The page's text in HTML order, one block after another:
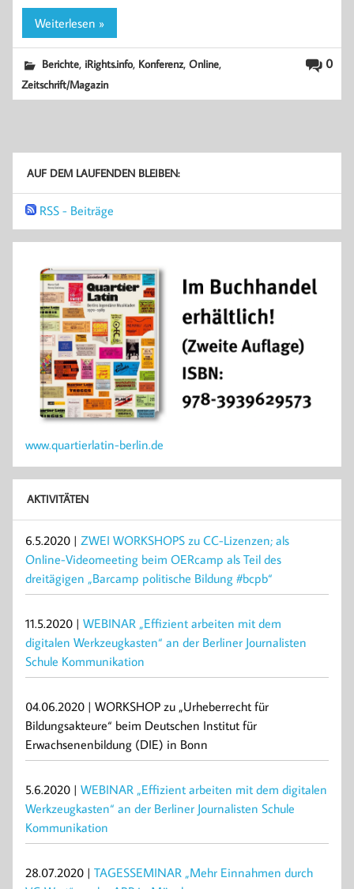
Weiterlesen »
0
Berichte, iRights.info, Konferenz,Online,
Zeitschrift/Magazin
AUF DEM LAUFENDEN BLEIBEN:
RSS - Beiträge
www.quartierlatin-berlin.de
AKTIVITÄTEN
6.5.2020 | ZWEI WORKSHOPS zu CC-Lizenzen; als
Online-Videomeeting beim OERcamp als Teil des
dreitägigen „Barcamp politische Bildung #bcpb“
11.5.2020 | WEBINAR „Effizient arbeiten mit dem
digitalen Werkzeugkasten“ an der Berliner Journalisten
Schule Kommunikation
04.06.2020 | WORKSHOP zu „Urheberrecht für
Bildungsakteure“ beim Deutschen Institut für
Erwachsenenbildung (DIE) in Bonn
5.6.2020 | WEBINAR „Effizient arbeiten mit dem digitalen
Werkzeugkasten“ an der Berliner Journalisten Schule
Kommunikation
28.07.2020 | TAGESSEMINAR „Mehr Einnahmen durch